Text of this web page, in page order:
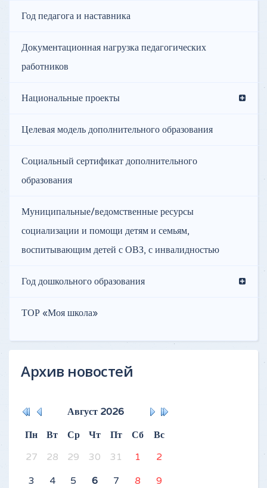
Год педагога и наставника
Документационная нагрузка педагогических
работников
Национальные проекты
Целевая модель дополнительного образования
Социальный сертификат дополнительного
образования
Муниципальные/ведомственные ресурсы
социализации и помощи детям и семьям,
воспитывающим детей с ОВЗ, с инвалидностью
Год дошкольного образования
ТОР «Моя школа»
Архив новостей
Август 2026
Пн
Вт Ср Чт Пт Сб
Вс
27
28 29 30 31 1
2
3
4 5 6 7 8
9